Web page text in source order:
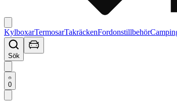
KylboxarTermosarTakräckenFordonstillbehör
Sök
0